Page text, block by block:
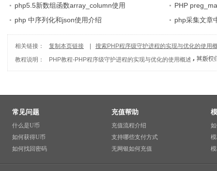
php5.5新数组函数array_column使用
PHP
php 中序列化和json使用介绍
php采集文章
相关链接： 复制本页链接
搜索PHP程序级守护进程的实现与优化的使用
教程说明：
PHP教程-PHP程序级守护进程的实现与优化的使用概述
常见问题
什么是U币
如何获得U币
如何找回密码
充值帮助
充值流程介绍
支持哪些支付方式
无网银如何充值